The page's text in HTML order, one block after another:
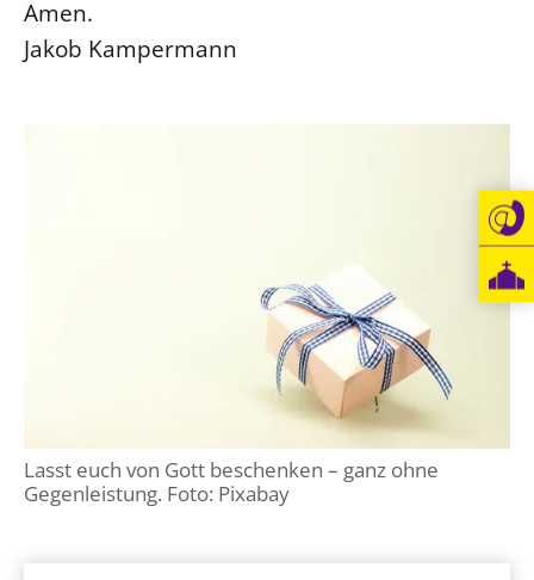
Amen.
Jakob Kampermann
Lasst euch von Gott beschenken – ganz ohne
Gegenleistung. Foto: Pixabay